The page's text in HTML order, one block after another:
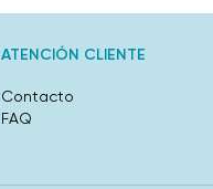
ATENCIÓN CLIENTE
Contacto
FAQ